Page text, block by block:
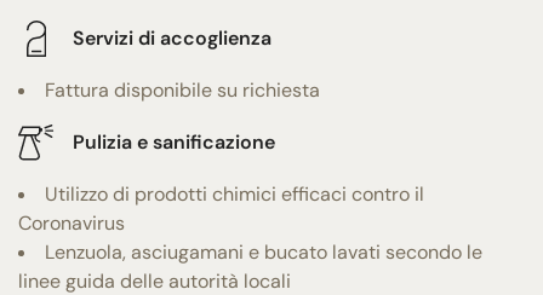
Servizi di accoglienza
Fattura disponibile su richiesta
Pulizia e sanificazione
Utilizzo di prodotti chimici efficaci contro il
Coronavirus
Lenzuola, asciugamani e bucato lavati secondo le
linee guida delle autorità locali